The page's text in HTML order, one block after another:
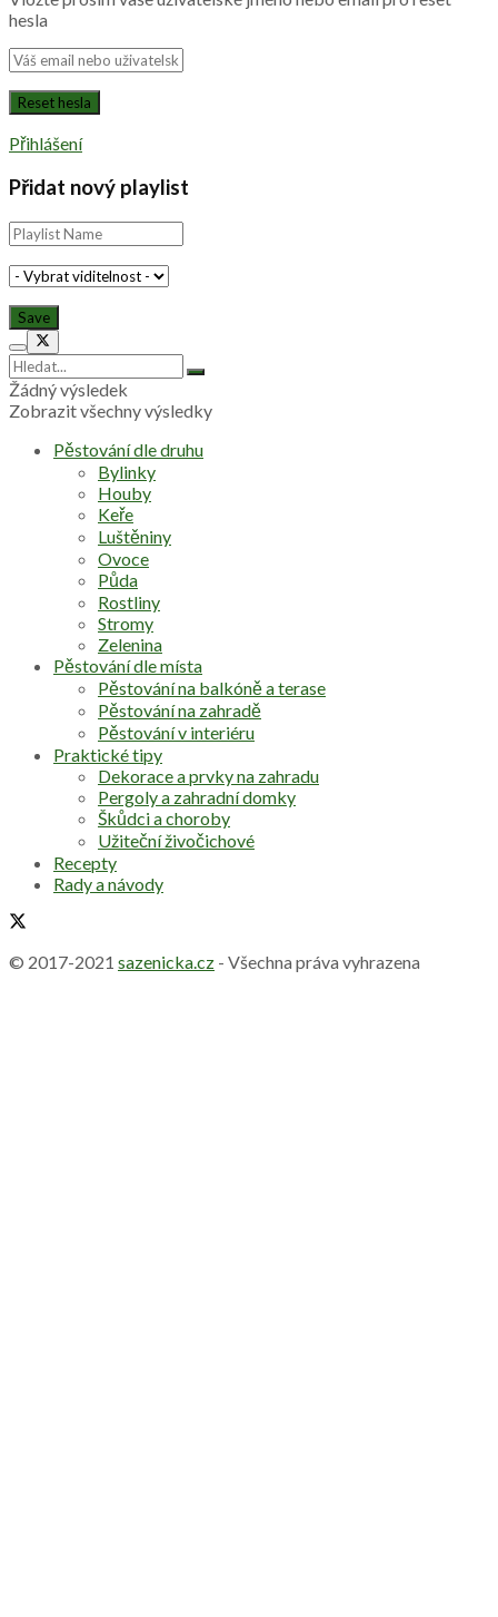
hesla
Přihlášení
Přidat nový playlist
Žádný výsledek
Zobrazit všechny výsledky
Pěstování dle druhu
Bylinky
Houby
Keře
Luštěniny
Ovoce
Půda
Rostliny
Stromy
Zelenina
Pěstování dle místa
Pěstování na balkóně a terase
Pěstování na zahradě
Pěstování v interiéru
Praktické tipy
Dekorace a prvky na zahradu
Pergoly a zahradní domky
Škůdci a choroby
Užiteční živočichové
Recepty
Rady a návody
© 2017-2021 sazenicka.cz - Všechna práva vyhrazena